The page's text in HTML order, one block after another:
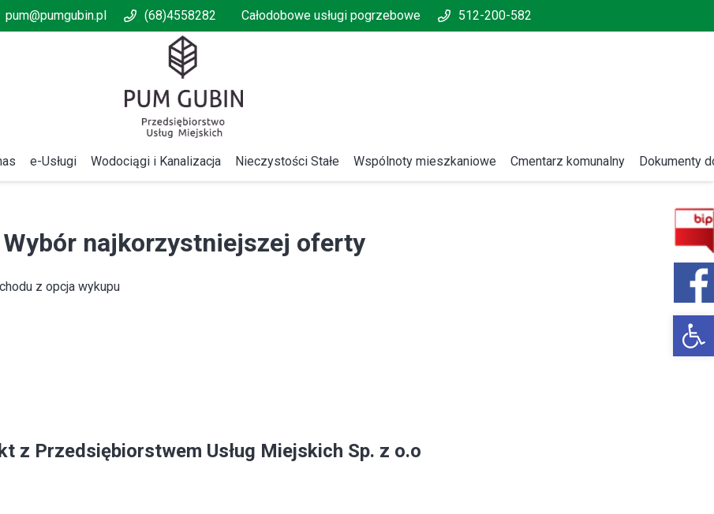
pum@pumgubin.pl (68)4558282 Całodobowe usługi pogrzebowe 512-200-582
e-Usługi Wodociągi i Kanalizacja Nieczystości Stałe Wspólnoty mieszkaniowe Cmentarz komunalny Dokumenty
Wybór najkorzystniejszej oferty
z opcja wykupu
z Przedsiębiorstwem Usług Miejskich Sp. z o.o